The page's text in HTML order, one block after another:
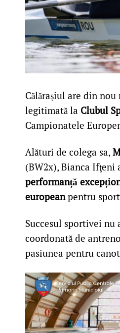
Călărașiul are din
legitimată la Clubul
Campionatele
Alături de colega sa,
(BW2x), Bianca Ifţeni
performanță
europeanpentru
Succesul sportivei nu
coordonată de
pasiunea pentru